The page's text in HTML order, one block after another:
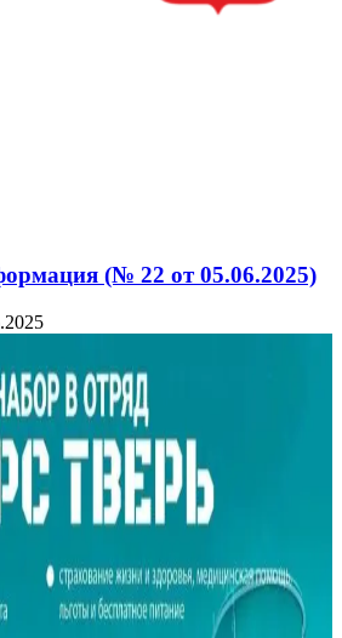
(№ 22 от 05.06.2025)